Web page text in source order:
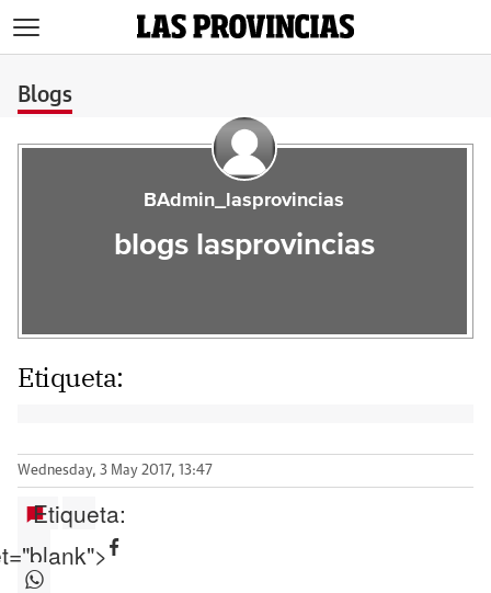
Blogs
BAdmin_lasprovincias
blogs lasprovincias
Etiqueta:
Wednesday, 3 May 2017, 13:47
Etiqueta: